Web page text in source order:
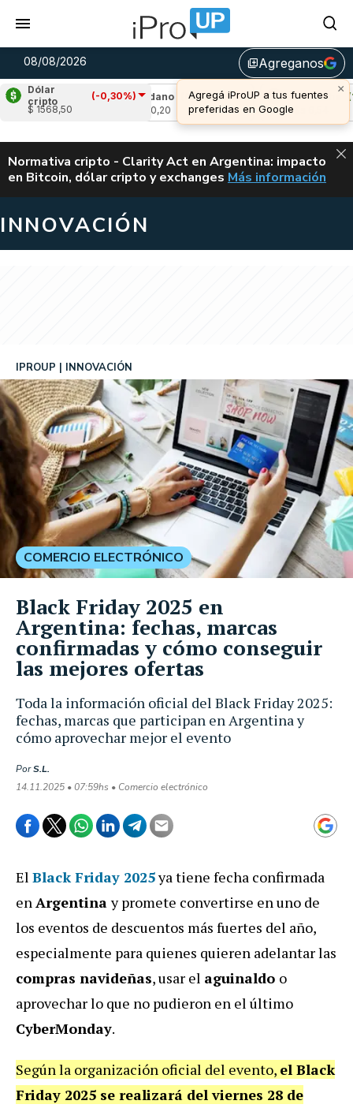
08/08/2026 library_addAgreganos
×
Agregá iProUP a tus fuentes
preferidas en Google
Dólar
cripto
(-0,30%)
$ 1568,50
Cardano
(0,91%)
Avalanche
u$s 6,54
ALERTA
Normativa cripto - Clarity Act en Argentina: impacto
en Bitcoin, dólar cripto y exchanges CLARITY ACT EN
Más información
INNOVACIÓN
Toda la información oficial del Black Friday 2025:
fechas, marcas que participan en Argentina y
cómo aprovechar mejor el evento
IPROUP INNOVACIÓN
PorS.L.
14.11.2025 • 07:59hs • Comercio electrónico
COMERCIO ELECTRÓNICO
Black Friday 2025 en
Argentina: fechas, marcas
confirmadas y cómo conseguir
las mejores ofertas
El Black Friday 2025ya tiene fecha confirmada
enArgentinay promete convertirse en uno de
los eventos de descuentos más fuertes del año,
especialmente para quienes quieren adelantar las
compras navideñas, usar el aguinaldo o
aprovechar lo que no pudieron en el último
CyberMonday.
Según la organización oficial del evento, el Black
Friday 2025 se realizará del viernes 28 de